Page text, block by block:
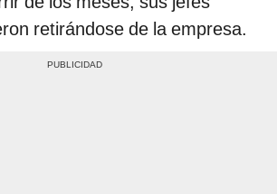
retirándose de la empresa.